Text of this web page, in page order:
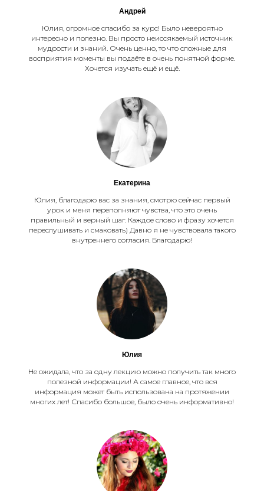
Андрей
Юлия, огромное спасибо за курс! Было невероятно
интересно и полезно. Вы просто неиссякаемый источник
мудрости и знаний. Очень ценно, то что сложные для
восприятия моменты вы подаёте в очень понятной форме.
Хочется изучать ещё и ещё.
Екатерина
Юлия, благодарю вас за знания, смотрю сейчас первый
урок и меня переполняют чувства, что это очень
правильный и верный шаг. Каждое слово и фразу хочется
переслушивать и смаковать) Давно я не чувствовала такого
внутреннего согласия. Благодарю!
Юлия
Не ожидала, что за одну лекцию можно получить так много
полезной информации! А самое главное, что вся
информация может быть использована на протяжении
многих лет! Спасибо большое, было очень информативно!